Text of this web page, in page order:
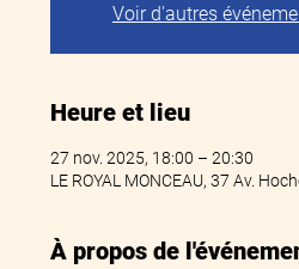
Voir d'autres
Heure et lieu
27 nov. 2025, 18:00 – 20:30
LE ROYAL MONCEAU, 37 Av.
À propos de